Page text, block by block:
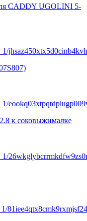
CADDY UGOLINI 5-
к соковыжималке